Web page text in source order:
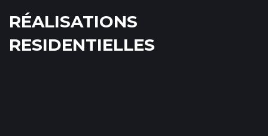
RÉALISATIONS
RESIDENTIELLES